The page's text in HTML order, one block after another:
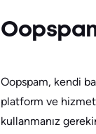
Oopspam, kendi
platform ve
kullanmanız